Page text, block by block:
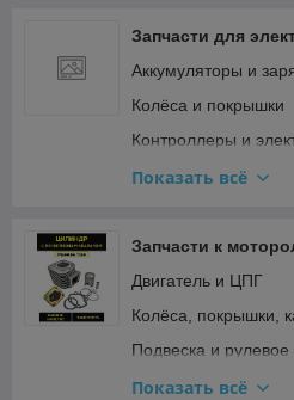
Запчасти для
Аккумуляторы и
Колёса и покрышки
Контроллеры и
Мотор-колёса и
Показать всё
Запчасти к
Двигатель и ЦПГ
Колёса, покрышки,
Подвеска и рулевое
Прочее
Показать всё